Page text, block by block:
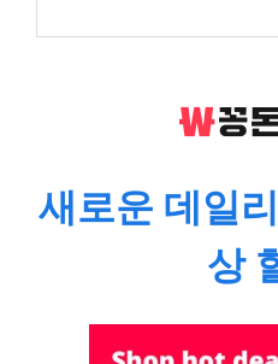
새로운 데일
상